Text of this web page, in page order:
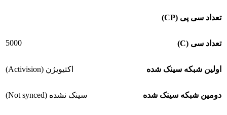
تعداد سی پی (CP)
تعداد سی (C) 5000
اولین شبکه سینک شده اکتیویژن (Activision)
دومین شبکه سینک شده سینک نشده (Not synced)